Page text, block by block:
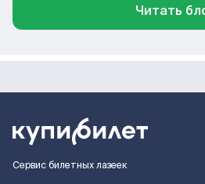
Читать
Сервис билетных лазеек